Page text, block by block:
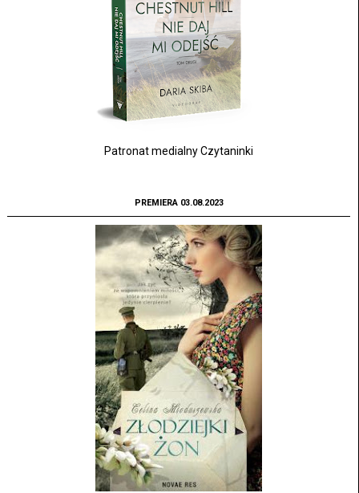
Patronat medialny Czytaninki
PREMIERA 03.08.2023